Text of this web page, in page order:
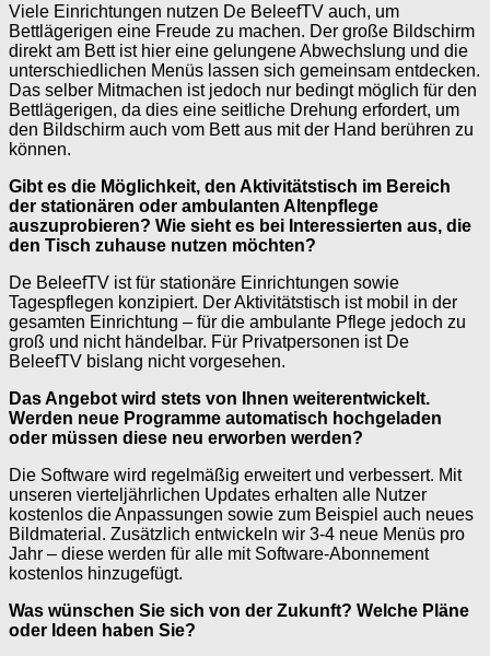
Viele Einrichtungen nutzen De BeleefTV auch, um
Bettlägerigen eine Freude zu machen. Der große Bildschirm
direkt am Bett ist hier eine gelungene Abwechslung und die
unterschiedlichen Menüs lassen sich gemeinsam entdecken.
Das selber Mitmachen ist jedoch nur bedingt möglich für den
Bettlägerigen, da dies eine seitliche Drehung erfordert, um
den Bildschirm auch vom Bett aus mit der Hand berühren zu
können.
Gibt es die Möglichkeit, den Aktivitätstisch im Bereich
der stationären oder ambulanten Altenpflege
auszuprobieren? Wie sieht es bei Interessierten aus, die
den Tisch zuhause nutzen möchten?
De BeleefTV ist für stationäre Einrichtungen sowie
Tagespflegen konzipiert. Der Aktivitätstisch ist mobil in der
gesamten Einrichtung – für die ambulante Pflege jedoch zu
groß und nicht händelbar. Für Privatpersonen ist De
BeleefTV bislang nicht vorgesehen.
Das Angebot wird stets von Ihnen weiterentwickelt.
Werden neue Programme automatisch hochgeladen
oder müssen diese neu erworben werden?
Die Software wird regelmäßig erweitert und verbessert. Mit
unseren vierteljährlichen Updates erhalten alle Nutzer
kostenlos die Anpassungen sowie zum Beispiel auch neues
Bildmaterial. Zusätzlich entwickeln wir 3-4 neue Menüs pro
Jahr – diese werden für alle mit Software-Abonnement
kostenlos hinzugefügt.
Was wünschen Sie sich von der Zukunft? Welche Pläne
oder Ideen haben Sie?